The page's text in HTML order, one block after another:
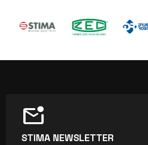
mark_email_unread
STIMA NEWSLETTER